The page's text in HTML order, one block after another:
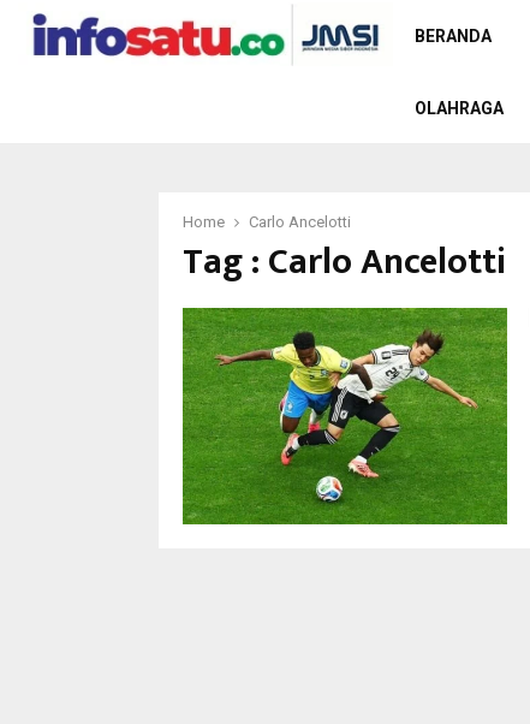
BERANDA
OLAHRAGA
Home Carlo Ancelotti
Tag : Carlo Ancelotti